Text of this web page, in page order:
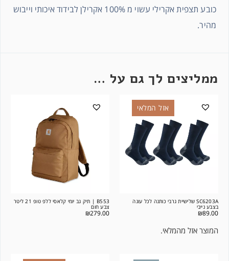
כובע תצפית אקרילי עשוי מ 100% אקרילן לבידוד איכותי וייבוש
מהיר.
ממליצים לך גם על …
אזל המלאי
SC6203A שלישיית גרבי כותנה לכל עונה
בצבע נייבי
₪89.00
המוצר אזל מהמלאי.
B553 | תיק גב יומי קלאסי ללפ טופ 21 ליטר
צבע חום
₪279.00